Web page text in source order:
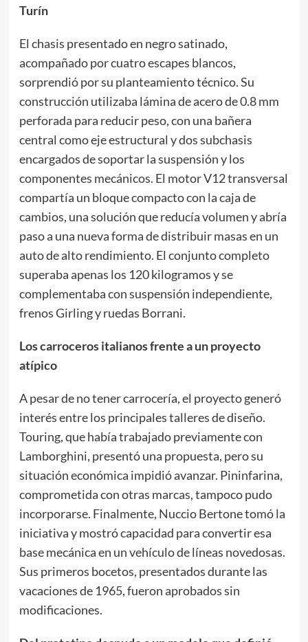
Turín
El chasis presentado en negro satinado,
acompañado por cuatro escapes blancos,
sorprendió por su planteamiento técnico. Su
construcción utilizaba lámina de acero de 0.8 mm
perforada para reducir peso, con una bañera
central como eje estructural y dos subchasis
encargados de soportar la suspensión y los
componentes mecánicos. El motor V12 transversal
compartía un bloque compacto con la caja de
cambios, una solución que reducía volumen y abría
paso a una nueva forma de distribuir masas en un
auto de alto rendimiento. El conjunto completo
superaba apenas los 120 kilogramos y se
complementaba con suspensión independiente,
frenos Girling y ruedas Borrani.
Los carroceros italianos frente a un proyecto
atípico
A pesar de no tener carrocería, el proyecto generó
interés entre los principales talleres de diseño.
Touring, que había trabajado previamente con
Lamborghini, presentó una propuesta, pero su
situación económica impidió avanzar. Pininfarina,
comprometida con otras marcas, tampoco pudo
incorporarse. Finalmente, Nuccio Bertone tomó la
iniciativa y mostró capacidad para convertir esa
base mecánica en un vehículo de líneas novedosas.
Sus primeros bocetos, presentados durante las
vacaciones de 1965, fueron aprobados sin
modificaciones.